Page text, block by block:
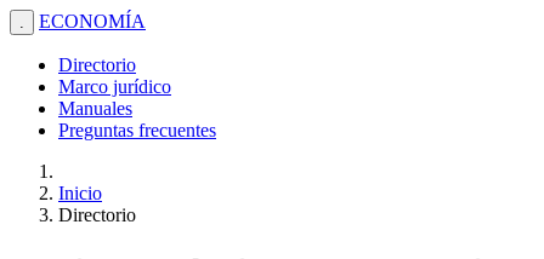
. ECONOMÍA
Directorio
Marco jurídico
Manuales
Preguntas frecuentes
Inicio
Directorio